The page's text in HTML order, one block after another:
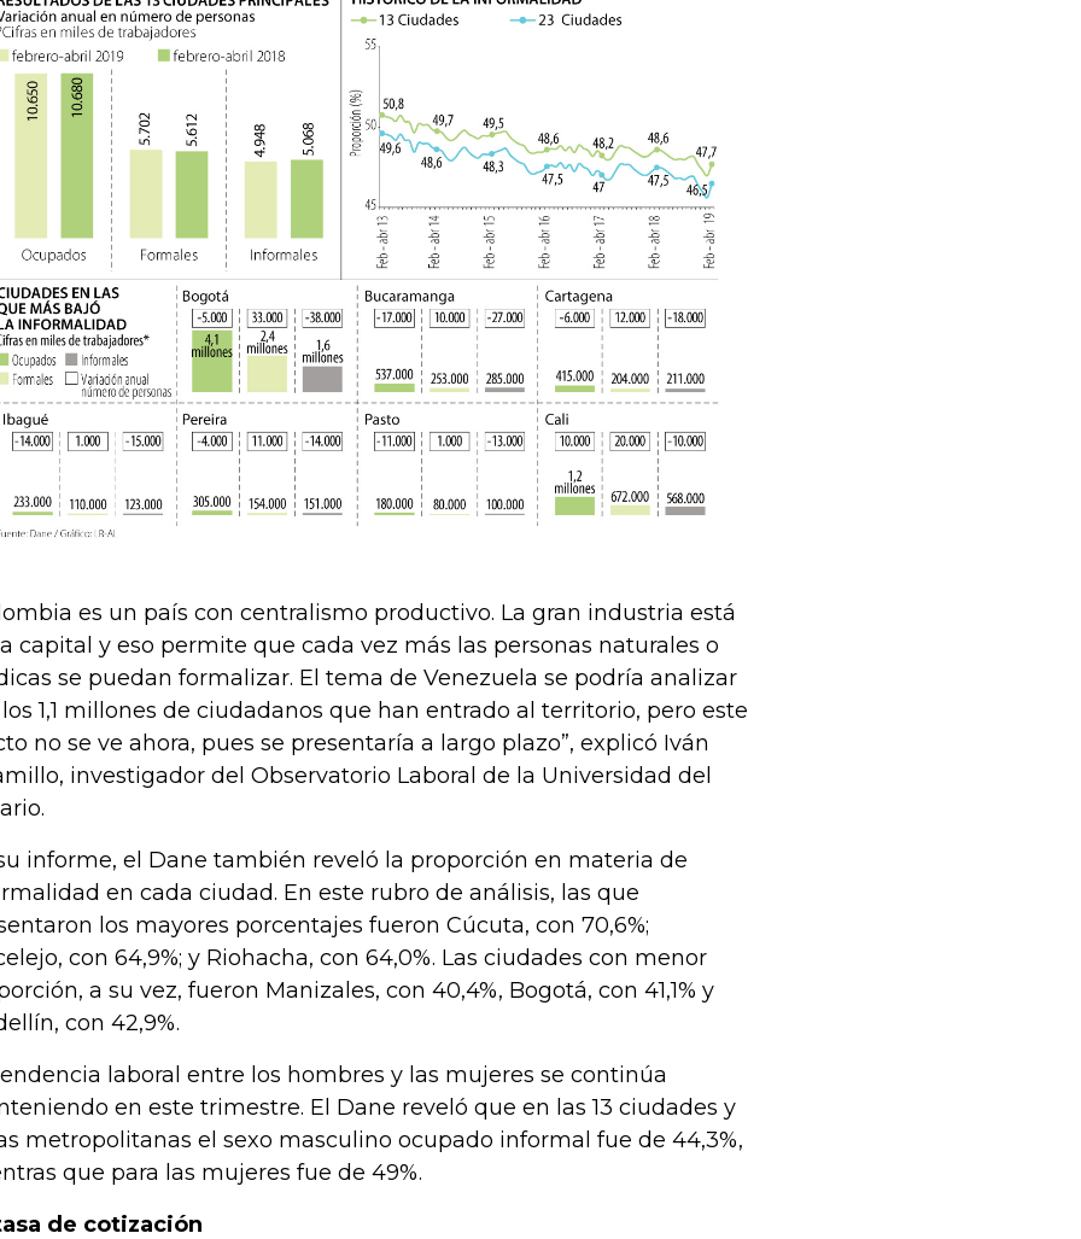
es un país con centralismo productivo. La gran industria está
capital y eso permite que cada vez más las personas naturales o
se puedan formalizar. El tema de Venezuela se podría analizar
1,1 millones de ciudadanos que han entrado al territorio, pero este
no se ve ahora, pues se presentaría a largo plazo”, explicó Iván
investigador del Observatorio Laboral de la Universidad del
informe, el Dane también reveló la proporción en materia de
en cada ciudad. En este rubro de análisis, las que
los mayores porcentajes fueron Cúcuta, con 70,6%;
con 64,9%; y Riohacha, con 64,0%. Las ciudades con menor
a su vez, fueron Manizales, con 40,4%, Bogotá, con 41,1% y
con 42,9%.
laboral entre los hombres y las mujeres se continúa
en este trimestre. El Dane reveló que en las 13 ciudades y
metropolitanas el sexo masculino ocupado informal fue de 44,3%,
que para las mujeres fue de 49%.
de cotización